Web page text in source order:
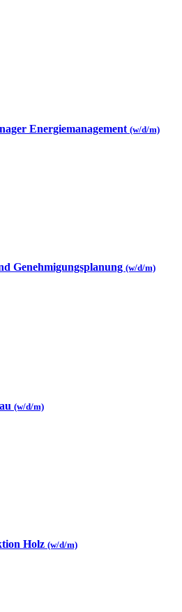
Energiemanagement (w/d/m)
Genehmigungsplanung (w/d/m)
(w/d/m)
Holz (w/d/m)